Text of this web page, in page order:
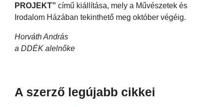
PROJEKT” című kiállítása, mely a Művészetek és
Irodalom Házában tekinthető meg október végéig.
Horváth András
a DDÉK alelnőke
A szerző legújabb cikkei